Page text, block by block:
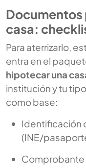
Documentos
casa:
Para aterrizarlo,
entra en el
hipotecar una
institución y tu
como base:
Identificación
(INE/